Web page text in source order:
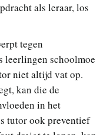
als leraar, los
tegen
leerlingen schoolmoe
niet altijd vat op.
kan die de
in het
tutor ook preventief